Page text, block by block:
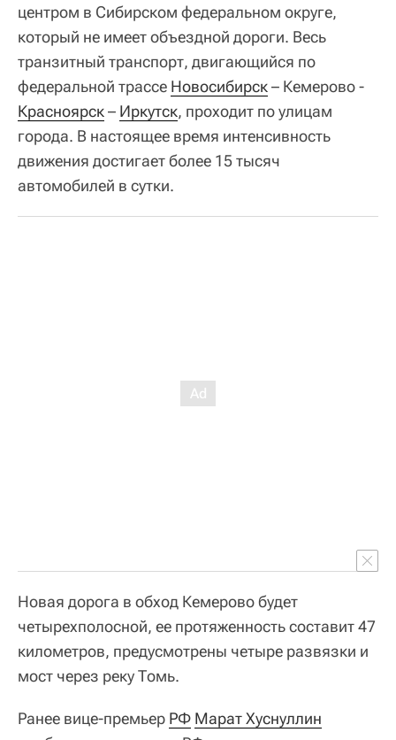
центром в Сибирском федеральном округе,
который не имеет объездной дороги. Весь
транзитный транспорт, двигающийся по
федеральной трассе Новосибирск– Кемерово -
Красноярск– Иркутск, проходит по улицам
города. В настоящее время интенсивность
движения достигает более 15 тысяч
автомобилей в сутки.
Новая дорога в обход Кемерово будет
четырехполосной, ее протяженность составит 47
километров, предусмотрены четыре развязки и
мост через реку Томь.
Ранее вице-премьер РФ Марат Хуснуллин